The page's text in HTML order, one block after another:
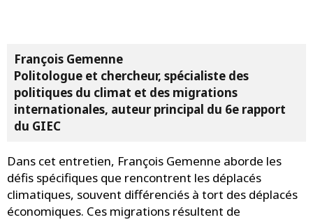
François Gemenne
Politologue et chercheur, spécialiste des
politiques du climat et des migrations
internationales, auteur principal du 6e rapport
du GIEC
Dans cet entretien, François Gemenne aborde les
défis spécifiques que rencontrent les déplacés
climatiques, souvent différenciés à tort des déplacés
économiques. Ces migrations résultent de